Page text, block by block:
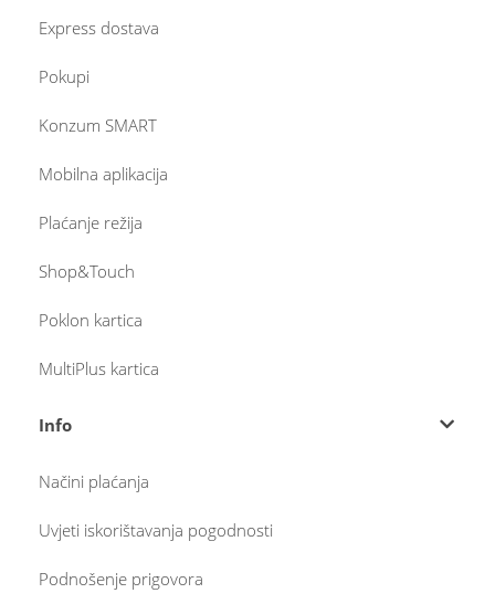
Express dostava
Pokupi
Konzum SMART
Mobilna aplikacija
Plaćanje režija
Shop&Touch
Poklon kartica
MultiPlus kartica
Info
Načini plaćanja
Uvjeti iskorištavanja pogodnosti
Podnošenje prigovora